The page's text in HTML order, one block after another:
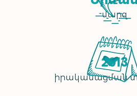
մարզ
2013
իրականացման